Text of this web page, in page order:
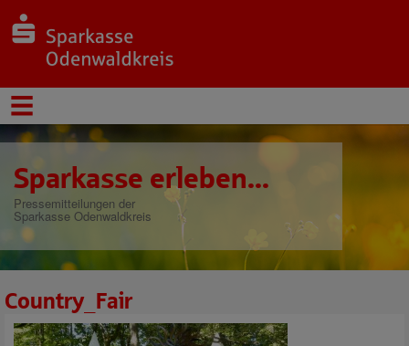
Sparkasse erleben...
Pressemitteilungen der
Sparkasse Odenwaldkreis
Country_Fair